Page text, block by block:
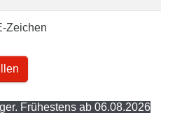
Zeichen
Frühestens ab 06.08.2026